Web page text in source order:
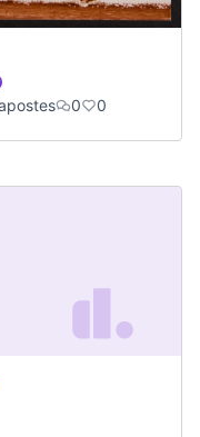
participant
0 0